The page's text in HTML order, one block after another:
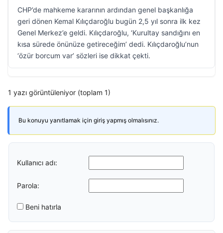
CHP’de mahkeme kararının ardından genel başkanlığa
geri dönen Kemal Kılıçdaroğlu bugün 2,5 yıl sonra ilk kez
Genel Merkez’e geldi. Kılıçdaroğlu, ‘Kurultay sandığını en
kısa sürede önünüze getireceğim’ dedi. Kılıçdaroğlu’nun
‘özür borcum var’ sözleri ise dikkat çekti.
1 yazı görüntüleniyor (toplam 1)
Bu konuyu yanıtlamak için giriş yapmış olmalısınız.
Kullanıcı adı:
Parola:
Beni hatırla